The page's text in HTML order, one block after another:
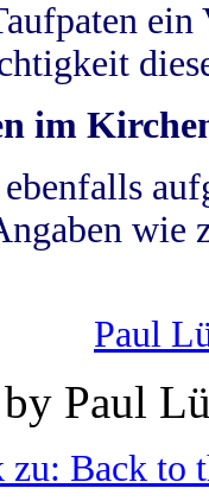
im
wie
Paul
Paul
zu: Back to